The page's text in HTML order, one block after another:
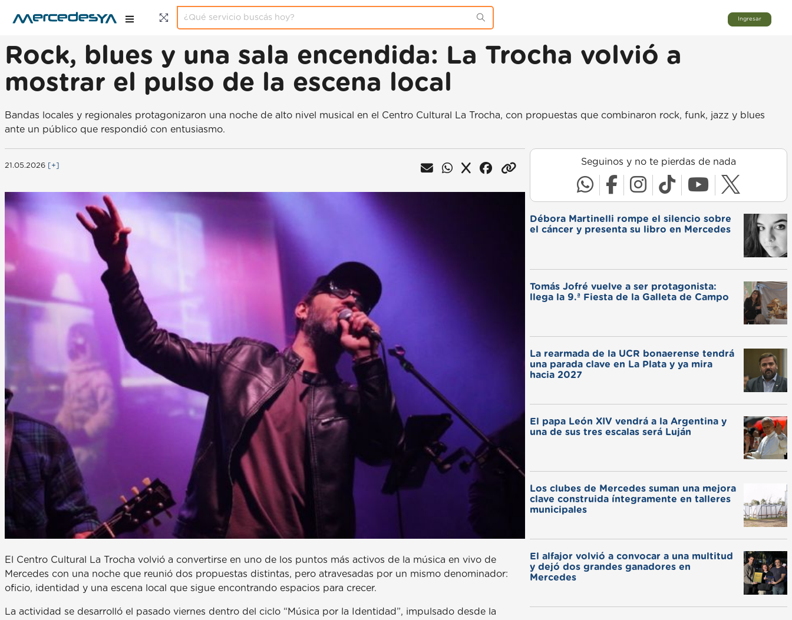
Ingresar
Rock, blues y una sala encendida: La Trocha volvió a
mostrar el pulso de la escena local
Bandas locales y regionales protagonizaron una noche de alto nivel musical en el Centro Cultural La Trocha, con propuestas que combinaron rock, funk, jazz y blues
ante un público que respondió con entusiasmo.
21.05.2026 [+]
El Centro Cultural La Trocha volvió a convertirse en uno de los puntos más activos de la música en vivo de
Mercedes con una noche que reunió dos propuestas distintas, pero atravesadas por un mismo denominador:
oficio, identidad y una escena local que sigue encontrando espacios para crecer.
La actividad se desarrolló el pasado viernes dentro del ciclo “Música por la Identidad”, impulsado desde la
Seguinos y no te pierdas de nada
Débora Martinelli rompe el silencio sobre
el cáncer y presenta su libro en Mercedes
Tomás Jofré vuelve a ser protagonista:
llega la 9.ª Fiesta de la Galleta de Campo
La rearmada de la UCR bonaerense tendrá
una parada clave en La Plata y ya mira
hacia 2027
El papa León XIV vendrá a la Argentina y
una de sus tres escalas será Luján
Los clubes de Mercedes suman una mejora
clave construida íntegramente en talleres
municipales
El alfajor volvió a convocar a una multitud
y dejó dos grandes ganadores en
Mercedes